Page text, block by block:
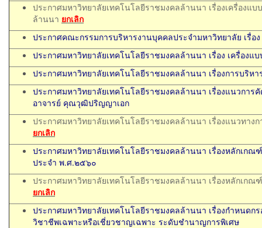
ประกาศมหาวิทยาลัยเทคโนโลยีราชมงคลล้านนา เรื่องเครื่อง
ล้านนา ยกเลิก
ประกาศคณะกรรมการบริหารงานบุคคลประจำมหาวิทยาลัย เรื่
ประกาศมหาวิทยาลัยเทคโนโลยีราชมงคลล้านนา เรื่อง เครื่อง
ประกาศมหาวิทยาลัยเทคโนโลยีราชมงคลล้านนา เรื่องการบริห
ประกาศมหาวิทยาลัยเทคโนโลยีราชมงคลล้านนา เรื่องแนวกา
อาจารย์ คุณวุฒิปริญญาเอก
ประกาศมหาวิทยาลัยเทคโนโลยีราชมงคลล้านนา เรื่องแนวทา
ยกเลิก
ประกาศมหาวิทยาลัยเทคโนโลยีราชมงคลล้านนา เรื่องหลักเก
ประจำ พ.ศ.๒๕๖๐
ประกาศมหาวิทยาลัยเทคโนโลยีราชมงคลล้านนา เรื่องหลักเก
ยกเลิก
ประกาศมหาวิทยาลัยเทคโนโลยีราชมงคลล้านนา เรื่องกำหนด
วิชาชีพเฉพาะหรือเชี่ยวชาญเฉพาะ ระดับชำนาญการพิเศษ